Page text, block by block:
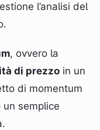
l’analisi del
, ovvero la
di prezzo in un
di momentum
semplice